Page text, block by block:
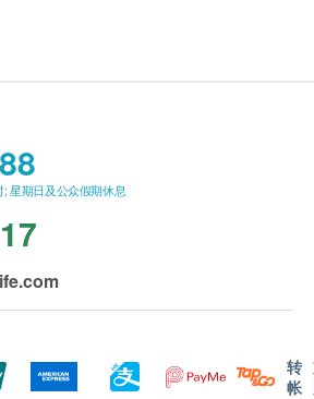
作为医务诊断或治疗用途。
健康出现任何疾病征兆时，应立即
的医生，作出诊断及治疗。
商户提供。生活易【健康网购
并没有经营或提供本服务/产品。
的错漏或延误，或因使用此服务/
失、损害、受伤或法律诉讼，健康
): 9:30a.m. – 12:00p.m.
息
星期日及公众假期休息
转
帐